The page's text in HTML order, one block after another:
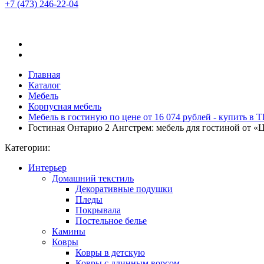
+7 (473) 246-22-04
Главная
Каталог
Мебель
Корпусная мебель
Мебель в гостиную по цене от 16 074 рублей - купить
Гостиная Онтарио 2 Ангстрем: мебель для гостиной от
Категории:
Интерьер
Домашний текстиль
Декоративные подушки
Пледы
Покрывала
Постельное белье
Камины
Ковры
Ковры в детскую